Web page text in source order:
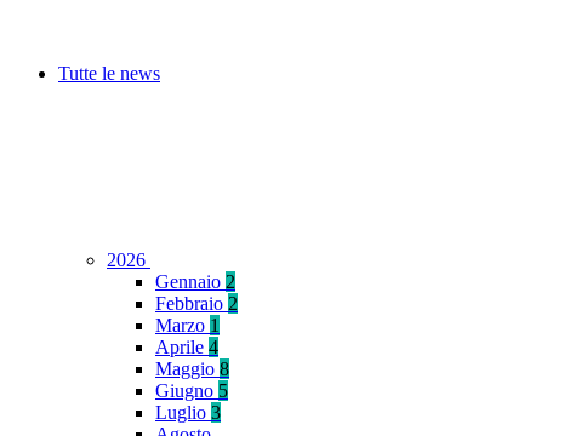
Tutte le news
2026
Gennaio 2
Febbraio 2
Marzo 1
Aprile 4
Maggio 8
Giugno 5
Luglio 3